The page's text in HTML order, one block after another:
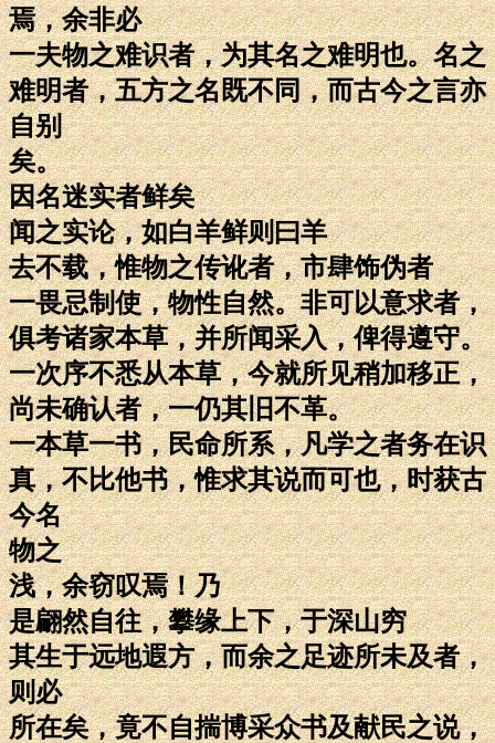
焉，余非必
一夫物之难识者，为其名之难明也。名之
难明者，五方之名既不同，而古今之言亦
自别
矣。
因名迷实者鲜矣
闻之实论，如白羊鲜则曰羊
去不载，惟物之传讹者，市肆饰伪者
一畏忌制使，物性自然。非可以意求者，
俱考诸家本草，并所闻采入，俾得遵守。
一次序不悉从本草，今就所见稍加移正，
尚未确认者，一仍其旧不革。
一本草一书，民命所系，凡学之者务在识
真，不比他书，惟求其说而可也，时获古
今名
物之
浅，余窃叹焉！乃
是翩然自往，攀缘上下，于深山穷
其生于远地遐方，而余之足迹所未及者，
则必
所在矣，竟不自揣博采众书及献民之说，